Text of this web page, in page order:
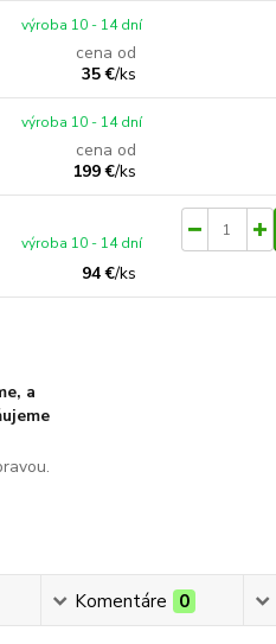
cena od
35 €/ks
výroba 10 - 14 dní
cena od
199 €/ks
výroba 10 - 14 dní
94 €/ks
výroba 10 - 14 dní
a
Komentáre 0